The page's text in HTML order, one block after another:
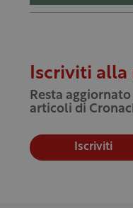
Iscriviti
Resta
articoli di
Iscriviti